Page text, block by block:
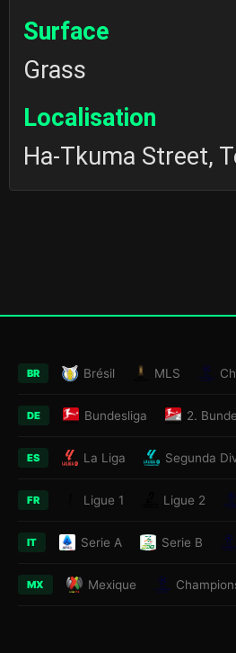
Surface
Grass
Localisation
Ha-Tkuma Street,
BR Brésil MLS
DE Bundesliga 2.
ES La Liga Segunda
FR Ligue 1 Ligue 2
IT Serie A Serie B
MX Mexique